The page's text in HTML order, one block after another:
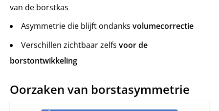
van de borstkas
Asymmetrie die blijft ondanks volumecorrectie
Verschillen zichtbaar zelfs voor de
borstontwikkeling
Oorzaken van borstasymmetrie